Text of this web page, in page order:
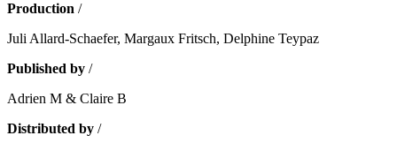
Production /
Juli Allard-Schaefer, Margaux Fritsch, Delphine Teypaz
Published by /
Adrien M & Claire B
Distributed by /